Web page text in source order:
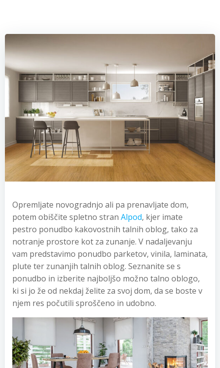
Opremljate novogradnjo ali pa prenavljate dom,
potem obiščite spletno stran Alpod, kjer imate
pestro ponudbo kakovostnih talnih oblog, tako za
notranje prostore kot za zunanje. V nadaljevanju
vam predstavimo ponudbo parketov, vinila, laminata,
plute ter zunanjih talnih oblog. Seznanite se s
ponudbo in izberite najboljšo možno talno oblogo,
ki si jo že od nekdaj želite za svoj dom, da se boste v
njem res počutili sproščeno in udobno.